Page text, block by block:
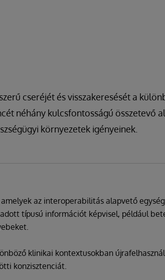
cseréjét és visszakeresését a
néhány kulcsfontosságú összetevő
környezetek igényeinek.
az interoperabilitás alapvető
típusú információt képvisel, például
klinikai kontextusokban
konzisztenciát.